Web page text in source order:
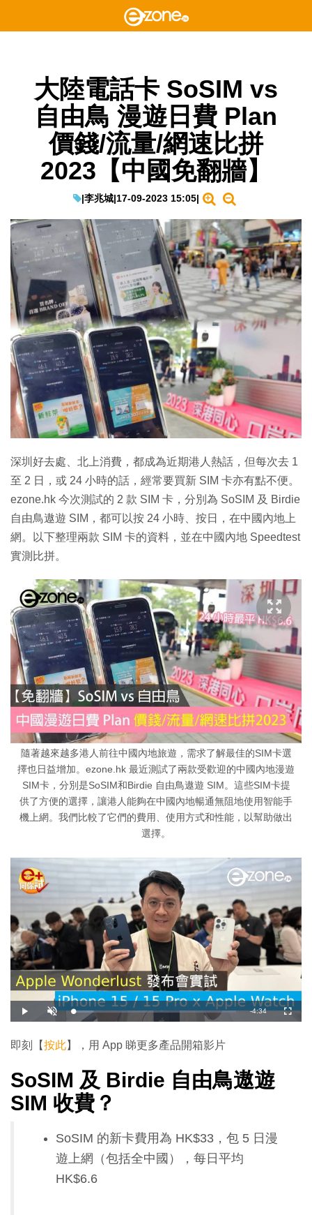
大陸電話卡 SoSIM vs
自由鳥 漫遊日費 Plan
價錢/流量/網速比拼
2023【中國免翻牆】
|李兆城|17-09-2023 15:05|
深圳好去處、北上消費，都成為近期港人熱話，但每次去 1
至 2 日，或 24 小時的話，經常要買新 SIM 卡亦有點不便。
ezone.hk 今次測試的 2 款 SIM 卡，分別為 SoSIM 及 Birdie
自由鳥遨遊 SIM，都可以按 24 小時、按日，在中國內地上
網。以下整理兩款 SIM 卡的資料，並在中國內地 Speedtest
實測比拼。
隨著越來越多港人前往中國內地旅遊，需求了解最佳的SIM卡選
擇也日益增加。ezone.hk 最近測試了兩款受歡迎的中國內地漫遊
SIM卡，分別是SoSIM和Birdie 自由鳥遨遊 SIM。這些SIM卡提
供了方便的選擇，讓港人能夠在中國內地暢通無阻地使用智能手
機上網。我們比較了它們的費用、使用方式和性能，以幫助做出
選擇。
播
放
開
啟
載
入
1
3
2
%
剩
間
-4:34
全
螢
即刻【按此】，用 App 睇更多產品開箱影片
SoSIM 及 Birdie 自由鳥遨遊
SIM 收費？
SoSIM 的新卡費用為 HK$33，包 5 日漫
遊上網（包括全中國），每日平均
HK$6.6